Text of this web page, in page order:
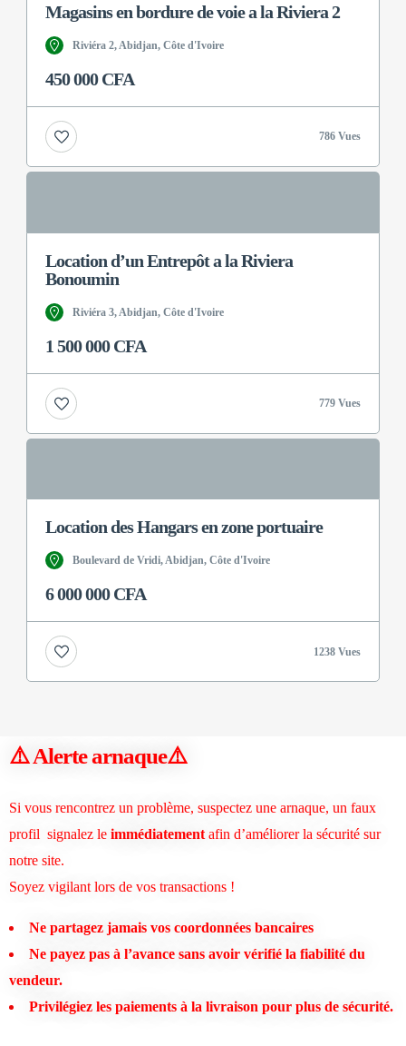
Magasins en bordure de voie a la Riviera 2
Riviéra 2, Abidjan, Côte d'Ivoire
450 000 CFA
786 Vues
Location d’un Entrepôt a la Riviera
Bonoumin
Riviéra 3, Abidjan, Côte d'Ivoire
1 500 000 CFA
779 Vues
Location des Hangars en zone portuaire
Boulevard de Vridi, Abidjan, Côte d'Ivoire
6 000 000 CFA
1238 Vues
⚠️ Alerte arnaque⚠️
Si vous rencontrez un problème, suspectez une arnaque, un faux
profil signalez le immédiatement afin d’améliorer la sécurité sur
notre site.
Soyez vigilant lors de vos transactions !
Ne partagez jamais vos coordonnées bancaires
Ne payez pas à l’avance sans avoir vérifié la fiabilité du
vendeur.
Privilégiez les paiements à la livraison pour plus de sécurité.